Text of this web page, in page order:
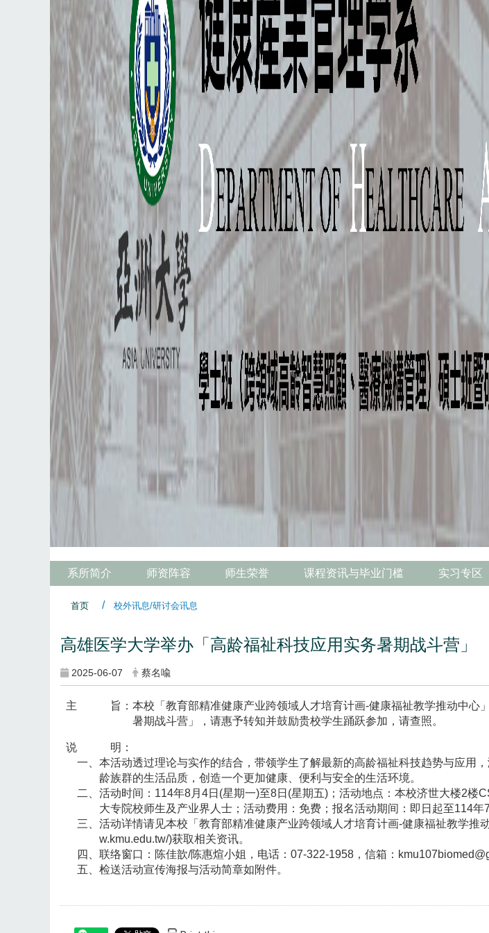
系所简介 师资阵容 师生荣誉 课程资讯与毕业门槛 实习专区
首页 校外讯息/研讨会讯息
高雄医学大学举办「高龄福祉科技应用实务暑期战斗营」
2025-06-07 蔡名喩
主 旨：本校「教育部精准健康产业跨领域人才培育计画-健康福祉教学推动中心」
暑期战斗营」，请惠予转知并鼓励贵校学生踊跃参加，请查照。
说 明：
一、本活动透过理论与实作的结合，带领学生了解最新的高龄福祉科技趋势与应用
龄族群的生活品质，创造一个更加健康、便利与安全的生活环境。
二、活动时间：114年8月4日(星期一)至8日(星期五)；活动地点：本校济世大楼2楼
大专院校师生及产业界人士；活动费用：免费；报名活动期间：即日起至114年7
三、活动详情请见本校「教育部精准健康产业跨领域人才培育计画-健康福祉教学推
w.kmu.edu.tw/)获取相关资讯。
四、联络窗口：陈佳歆/陈惠煊小姐，电话：07-322-1958，信箱：
五、检送活动宣传海报与活动简章如附件。